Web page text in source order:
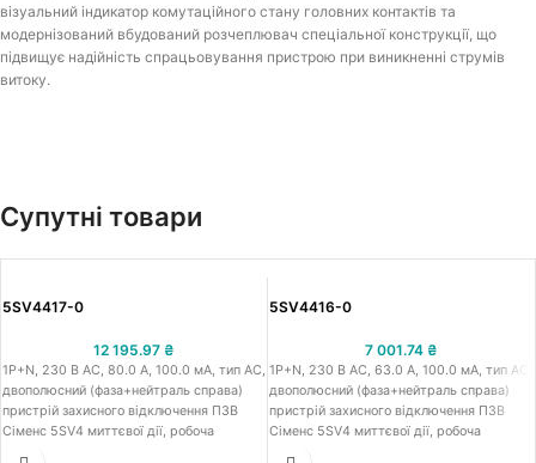
візуальний індикатор комутаційного стану головних контактів та
модернізований вбудований розчеплювач спеціальної конструкції, що
підвищує надійність спрацьовування пристрою при виникненні струмів
витоку.
Супутні товари
5SV4417-0
12 195.97 ₴
1Р+N, 230 В АС, 80.0 A, 100.0 мА, тип АС,
двополюсний (фаза+нейтраль справа)
пристрій захисного відключення ПЗВ
Сіменс 5SV4 миттєвої дії, робоча
5SV4416-0
7 001.74 ₴
1Р+N, 230 В АС, 63.0 A, 100.0 мА, тип АС,
двополюсний (фаза+нейтраль справа)
пристрій захисного відключення ПЗВ
Сіменс 5SV4 миттєвої дії, робоча